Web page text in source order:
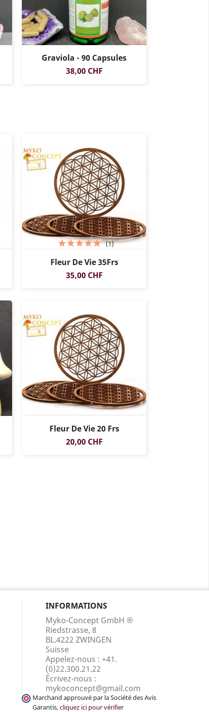
Graviola - 90 Capsules
Prix
38,00 CHF
Fleur De Vie 35Frs
Prix
35,00 CHF
(1)
Fleur De Vie 20 Frs
Prix
20,00 CHF
INFORMATIONS
Myko-Concept GmbH ®
Riedstrasse, 8
BL.4222 ZWINGEN
Suisse
Appelez-nous : +41.
(0)22.300.21.22
Écrivez-nous :
mykoconcept@gmail.com
Marchand approuvé par la Société des Avis
Garantis,cliquez ici pour vérifier